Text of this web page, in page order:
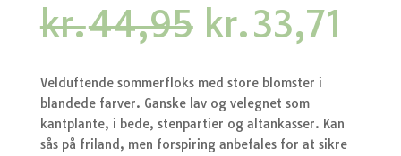
kr.44,95 Den
oprindelige
pris
var:
kr.44,95.
kr.33,71
Velduftende sommerfloks med store blomster i
blandede farver. Ganske lav og velegnet som
kantplante, i bede, stenpartier og altankasser. Kan
sås på friland, men forspiring anbefales for at sikre